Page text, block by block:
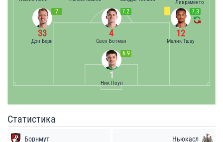
6.9
1
Ник Поуп
7
33
Дэн Берн
7.2
4
Свен Ботман
7.3
12
Малик Тшау
Ливраменто
Статистика
Борнмут Ньюкасл